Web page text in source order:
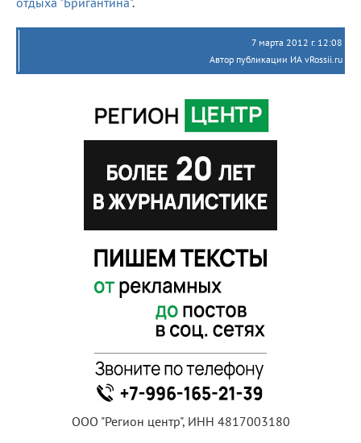
7 марта 2012 г. 12:08
Автор публикации ИА vRossii.ru
ООО "Регион центр", ИНН 4817003180